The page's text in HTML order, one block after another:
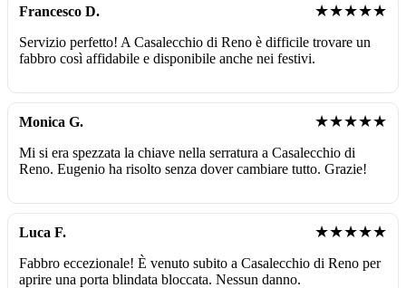
Francesco D. ★★★★★
Servizio perfetto! A Casalecchio di Reno è difficile trovare un
fabbro così affidabile e disponibile anche nei festivi.
Monica G. ★★★★★
Mi si era spezzata la chiave nella serratura a Casalecchio di
Reno. Eugenio ha risolto senza dover cambiare tutto. Grazie!
Luca F. ★★★★★
Fabbro eccezionale! È venuto subito a Casalecchio di Reno per
aprire una porta blindata bloccata. Nessun danno.